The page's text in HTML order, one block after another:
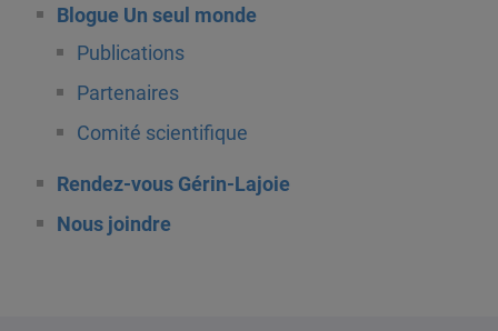
Blogue Un seul monde
Publications
Partenaires
Comité scientifique
Rendez-vous Gérin-Lajoie
Nous joindre